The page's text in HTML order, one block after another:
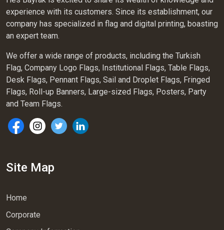
experience with its customers. Since its establishment, our
company has specialized in flag and digital printing, boasting
an expert team.
We offer a wide range of products, including the Turkish
Flag, Company Logo Flags, Institutional Flags, Table Flags,
Desk Flags, Pennant Flags, Sail and Droplet Flags, Fringed
Flags, Roll-up Banners, Large-sized Flags, Posters, Party
and Team Flags.
Site Map
Home
Corporate